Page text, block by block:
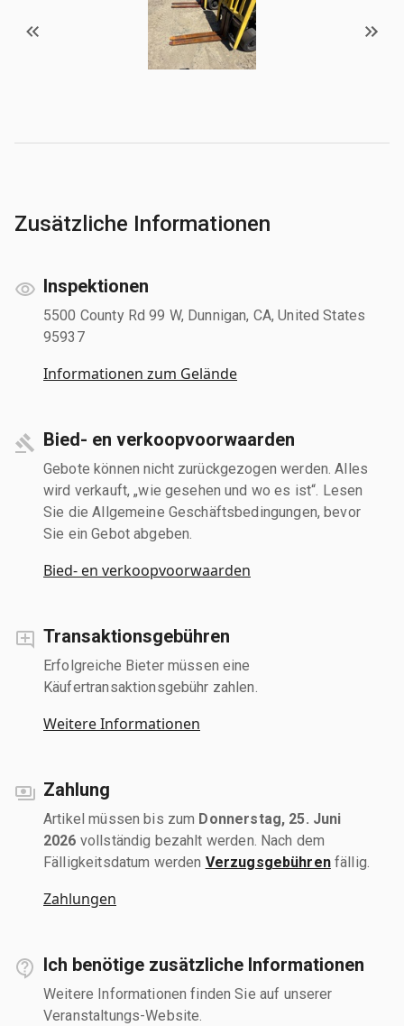
Zusätzliche Informationen
Inspektionen
5500 County Rd 99 W, Dunnigan, CA, United States
95937
Informationen zum Gelände
Bied- en verkoopvoorwaarden
Gebote können nicht zurückgezogen werden. Alles
wird verkauft, „wie gesehen und wo es ist“. Lesen
Sie die Allgemeine Geschäftsbedingungen, bevor
Sie ein Gebot abgeben.
Bied- en verkoopvoorwaarden
Transaktionsgebühren
Erfolgreiche Bieter müssen eine
Käufertransaktionsgebühr zahlen.
Weitere Informationen
Zahlung
Artikel müssen bis zum Donnerstag, 25. Juni
2026 vollständig bezahlt werden. Nach dem
Fälligkeitsdatum werden Verzugsgebührenfällig.
Zahlungen
Ich benötige zusätzliche Informationen
Weitere Informationen finden Sie auf unserer
Veranstaltungs-Website.